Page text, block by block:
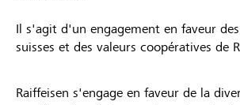
Il s'agit d'un engagement en faveur
suisses et des valeurs coopératives de
Raiffeisen s'engage en faveur de la